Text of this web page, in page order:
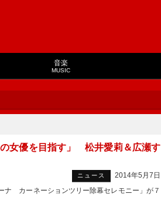
音楽
MUSIC
女優を目指す」 松井愛莉＆広瀬す
ニュース
2014年5月7日
ナ カーネーションツリー除幕セレモニー」が７